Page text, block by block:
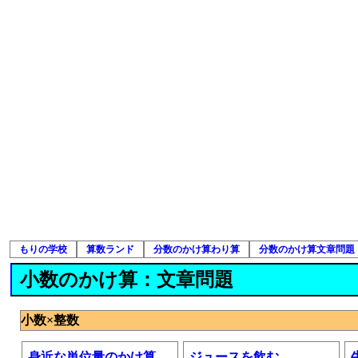
もりの学校 算数ランド 分数のかけ算わり算 分数のかけ算文章問題
小数のかけ算：文章問題
小数×整数